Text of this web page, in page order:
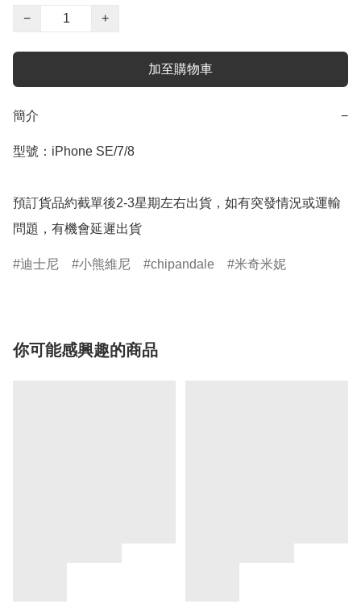
−
+
加至購物車
簡介 −
型號：iPhone SE/7/8
預訂貨品約截單後2-3星期左右出貨，如有突發情況或運輸
問題，有機會延遲出貨
迪士尼 小熊維尼 chipandale 米奇米妮
你可能感興趣的商品